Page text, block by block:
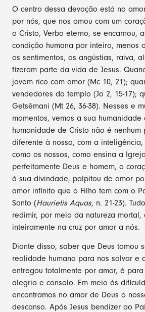
O centro dessa devoção está no
por nós, que nos amou com um
o Cristo, Verbo eterno, se encarnou,
condição humana por inteiro, menos
os sentimentos, as angústias, raiva,
fizeram parte da vida de Jesus.
jovem rico com amor (Mc 10, 21);
vendedores do templo (Jo 2, 15-17);
Getsêmani (Mt 26, 36-38). Nesses e
momentos, vemos a sua humanidade
humanidade de Cristo não é nenhum
diferente à nossa, com a
como os nossos, como ensina a
perfeitamente Deus e homem, o
à sua divindade, palpitou de amor
amor infinito que o Filho tem com o
Santo (Haurietis Aquas, n. 21-23).
redimir, por meio da natureza mortal,
inteiramente na cruz por amor a nós.
Diante disso, saber que Deus tomou
realidade humana para nos salvar e
entregou totalmente por amor, é
alegria e consolo. Em meio às
encontramos no amor de Deus o
descanso. Após Jesus bendizer ao